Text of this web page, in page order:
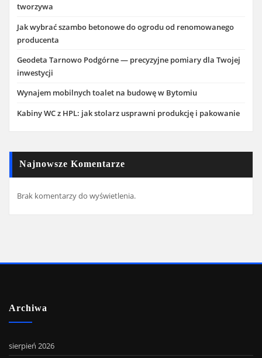
tworzywa
Jak wybrać szambo betonowe do ogrodu od renomowanego
producenta
Geodeta Tarnowo Podgórne — precyzyjne pomiary dla Twojej
inwestycji
Wynajem mobilnych toalet na budowę w Bytomiu
Kabiny WC z HPL: jak stolarz usprawni produkcję i pakowanie
Najnowsze Komentarze
Brak komentarzy do wyświetlenia.
Archiwa
sierpień 2026